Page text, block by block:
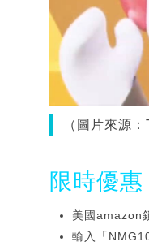
（圖片來源：
限時優
美國amazon
輸入「